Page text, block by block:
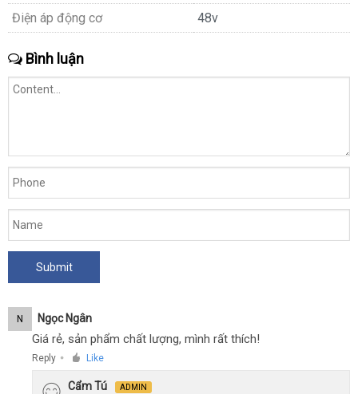
Điện áp động cơ 48v
Bình luận
N Ngọc Ngân
Giá rẻ, sản phẩm chất lượng, mình rất thích!
Reply ● Like
Cẩm Tú ADMIN